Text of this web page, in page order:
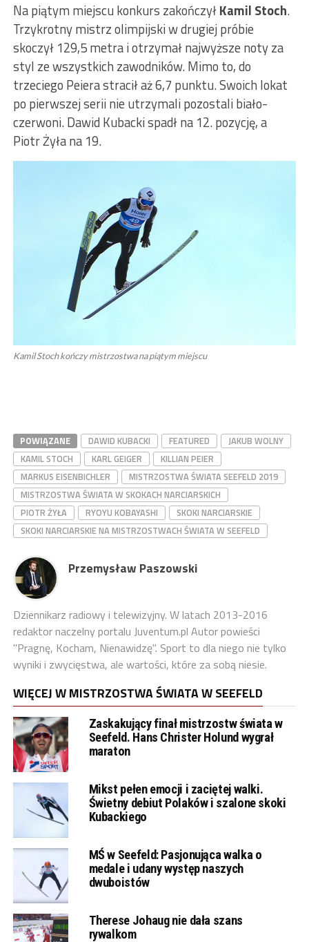
Na piątym miejscu konkurs zakończyłKamil Stoch.
Trzykrotny mistrz olimpijski w drugiej próbie
skoczył 129,5 metra i otrzymał najwyższe noty za
styl ze wszystkich zawodników. Mimo to, do
trzeciego Peiera stracił aż 6,7 punktu. Swoich lokat
po pierwszej serii nie utrzymali pozostali biało-
czerwoni. Dawid Kubacki spadł na 12. pozycję, a
Piotr Żyła na 19.
Kamil Stoch kończy mistrzostwa na piątym miejscu
POWIĄZANE DAWID KUBACKI FEATURED
JAKUB WOLNY
KAMIL STOCH
KARL GEIGER
KILLIAN PEIER
MARKUS EISENBICHLER
MISTRZOSTWA ŚWIATA SEEFELD 2019
MISTRZOSTWA ŚWIATA W SKOKACH NARCIARSKICH
PIOTR ŻYŁA
RYOYU KOBAYASHI
SKOKI NARCIARSKIE
SKOKI NARCIARSKIE NA MISTRZOSTWACH ŚWIATA W SEEFELD
Przemysław Paszowski
Dziennikarz radiowy i telewizyjny. W latach 2013-2016
redaktor naczelny portalu Juventum.pl Autor powieści
"Pragnę, Kocham, Nienawidzę". Sport to dla niego nie tylko
wyniki i zwycięstwa, ale wartości, które za sobą niesie.
WIĘCEJ W MISTRZOSTWA ŚWIATA W SEEFELD
Zaskakujący finał mistrzostw świata w
Seefeld. Hans Christer Holund wygrał
maraton
Mikst pełen emocji i zaciętej walki.
Świetny debiut Polaków i szalone skoki
Kubackiego
MŚ w Seefeld: Pasjonująca walka o
medale i udany występ naszych
dwuboistów
Therese Johaug nie dała szans
rywalkom